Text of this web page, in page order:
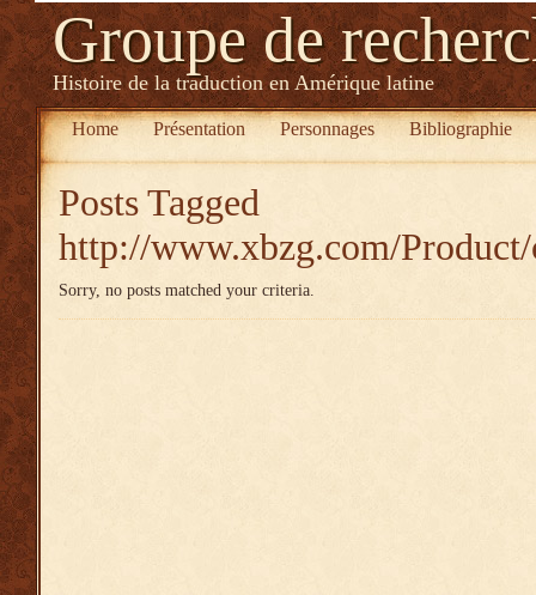
Groupe de
Histoire de la traduction en Amérique latine
Home Présentation Personnages Bibliographie
Posts Tagged
http://www.xbzg.com/
Sorry, no posts matched your criteria.